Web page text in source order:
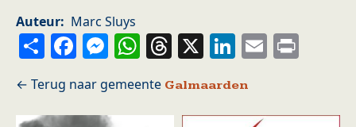
Auteur
Marc Sluys
ShareFacebook
Messenger
WhatsApp
Threads
X LinkedIn
Email
Galmaarden